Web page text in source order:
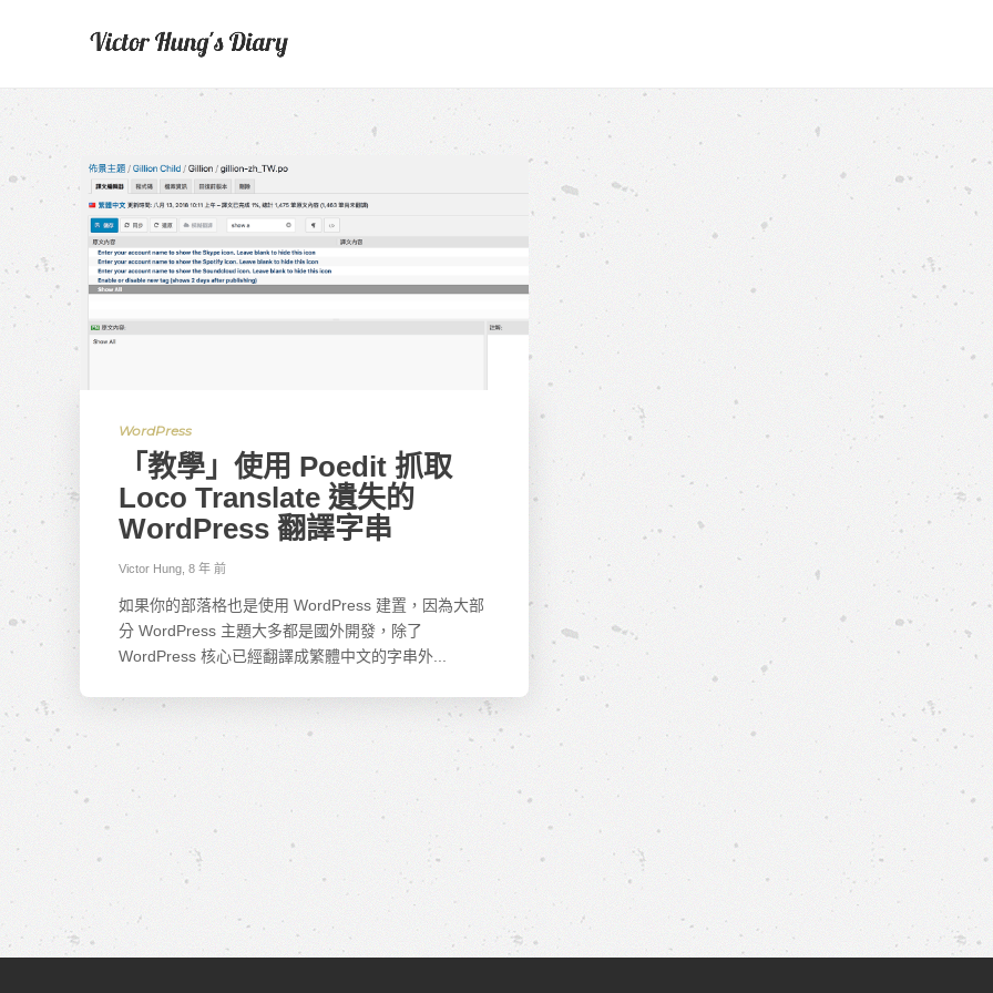
WordPress
「教學」使用 Poedit 抓取
Loco Translate 遺失的
WordPress 翻譯字串
Victor Hung 8 年 前
如果你的部落格也是使用 WordPress 建置，因為大部
分 WordPress 主題大多都是國外開發，除了
WordPress 核心已經翻譯成繁體中文的字串外...